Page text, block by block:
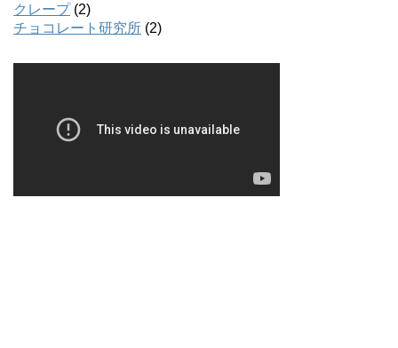
クレープ(2)
チョコレート研究所 (2)